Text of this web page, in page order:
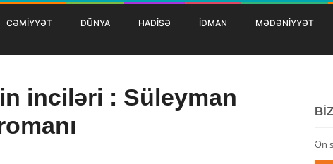
CƏMİYYƏT DÜNYA HADİSƏ İDMAN MƏDƏNİYYƏT
inciləri : Süleyman
Ən